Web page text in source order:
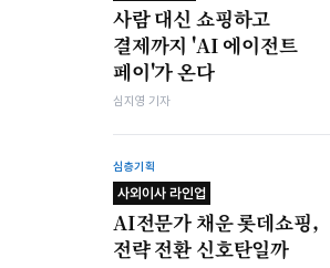
사람 대신 쇼핑하고
결제까지 'AI 에이전트
페이'가 온다
심지영 기자
심층기획
사외이사 라인업
AI전문가 채운 롯데쇼핑,
전략 전환 신호탄일까